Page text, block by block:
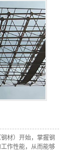
材）开始，掌握钢
作性能，从而能够